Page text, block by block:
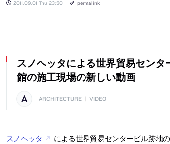
2011.09.01 Thu 23:50 permalink
スノヘッタによる世界貿易セン
館の施工現場の新しい動画
ARCHITECTURE VIDEO
スノヘッタ による世界貿易センタービル跡地